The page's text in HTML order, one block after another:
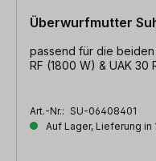
Überwurfmutter
passend für die
RF (1800 W) & UAK 30
Art.-Nr.: SU-06408401
Auf Lager, Lieferung in